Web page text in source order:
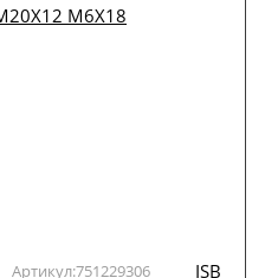
Артикул:751229306 ISB